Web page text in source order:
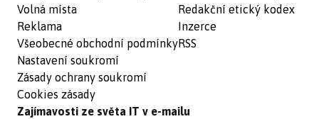
Volná místa
Reklama
Všeobecné obchodní podmínky
Nastavení soukromí
Zásady ochrany soukromí
Cookies zásady
Redakční etický kodex
Inzerce
RSS
Zajímavosti ze světa IT v e-mailu